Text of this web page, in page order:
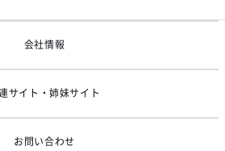
会社情報
サイト・姉妹サイト
お問い合わせ